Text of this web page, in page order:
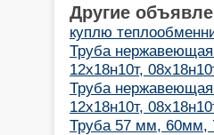
Другие
куплю
Труба
12х18н10т,
Труба
12х18н10т,
Труба 57 мм, 60мм,